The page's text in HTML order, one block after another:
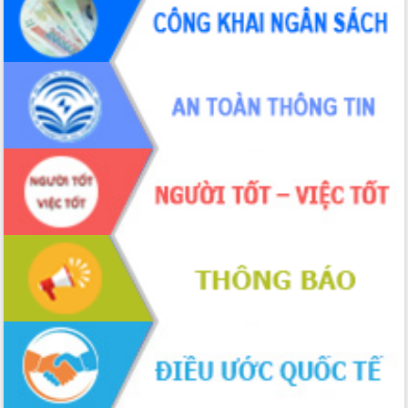
món ăn từ sầu riêng
Đắk Lắk công bố Quy hoạch và xúc
tiến đầu tư tỉnh
Ngành cá ngừ Đắk Lắk chủ động thích
ứng để giữ vững thị trường xuất khẩu
Diễn đàn Kinh tế tư nhân Việt Nam đột
phá cơ chế - Hợp tác công tư
Đề án 06 tạo bước ngoặt đột phá trong
cải cách hành chính tỉnh Đắk Lắk
Kết nối tour, đẩy mạnh chuyển đổi số
để phát triển du lịch Đắk Lắk
Khởi động Dự án Đầu tư xây dựng hạ
tầng kỹ thuật Cụm công nghiệp Tân
Tiến
Gặp mặt các cơ quan báo chí nhân Kỷ
niệm 101 năm Ngày Báo chí Cách
mạng Việt Nam
Đắk Lắk sơ kết 4 năm triển khai thực
hiện Đề án 06 của Chính phủ
Họp báo thông tin về Hội nghị Công bố